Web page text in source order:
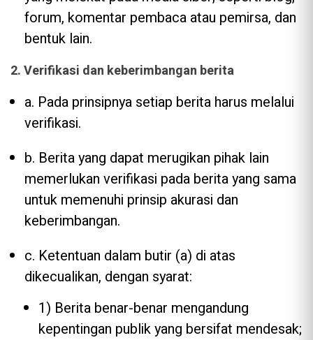
forum, komentar pembaca atau pemirsa, dan
bentuk lain.
2. Verifikasi dan keberimbangan berita
a. Pada prinsipnya setiap berita harus melalui
verifikasi.
b. Berita yang dapat merugikan pihak lain
memerlukan verifikasi pada berita yang sama
untuk memenuhi prinsip akurasi dan
keberimbangan.
c. Ketentuan dalam butir (a) di atas
dikecualikan, dengan syarat:
1) Berita benar-benar mengandung
kepentingan publik yang bersifat mendesak;